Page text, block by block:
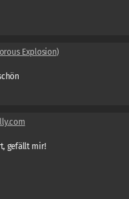
Explosion)
gefällt mir!